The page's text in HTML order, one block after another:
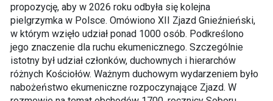
propozycję, aby w 2026 roku odbyła się kolejna
pielgrzymka w Polsce. Omówiono XII Zjazd Gnieźnieński,
w którym wzięło udział ponad 1000 osób. Podkreślono
jego znaczenie dla ruchu ekumenicznego. Szczególnie
istotny był udział członków, duchownych i hierarchów
różnych Kościołów. Ważnym duchowym wydarzeniem było
nabożeństwo ekumeniczne rozpoczynające Zjazd. W